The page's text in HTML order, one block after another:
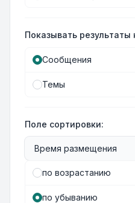
Показывать результаты
Сообщения
Темы
Поле сортировки:
по возрастанию
по убыванию